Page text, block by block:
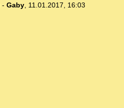
- Gaby, 11.01.2017, 16:03